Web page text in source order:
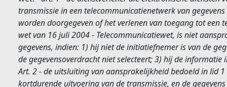
transmissie in een telecommunicatienetwerk van
worden doorgegeven of het verlenen van toegang tot een
wet van 16 juli 2004 - Telecommunicatiewet, is niet
gegevens, indien: 1) hij niet de initiatiefnemer is van de
de gegevensoverdracht niet selecteert; 3) hij de
Art. 2 - de uitsluiting van aansprakelijkheid bedoeld in lid
kortdurende uitvoering van de transmissie, en de